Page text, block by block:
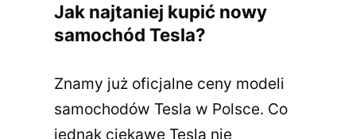
Jak najtaniej kupić nowy
samochód Tesla?
Znamy już oficjalne ceny modeli
samochodów Tesla w Polsce. Co
jednak ciekawe Tesla nie